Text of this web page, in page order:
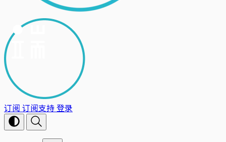
订阅 订阅支持登录